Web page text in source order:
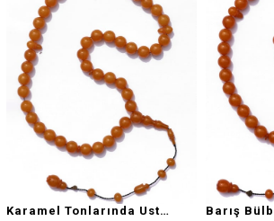
Karamel Tonlarında Usta İşçilikli Tesbih